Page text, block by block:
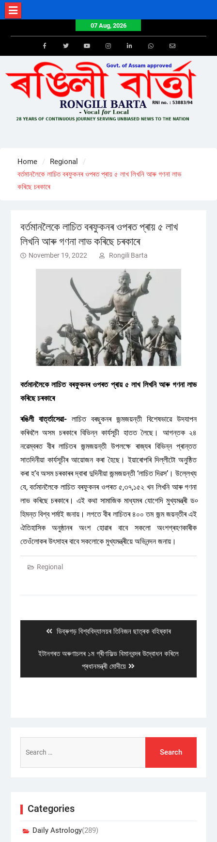
Skip
to
07 Aug, 2026
FacebookTwitterYoutube Email
Home
Regional
বৰ্তমানলৈকে লাচিত বৰফুকনৰ ওপৰত প্ৰায় ৫ লাখ লিখনি আৰু গণনা লাভ
কৰিছে চৰকাৰে
বৰ্তমানলৈকে লাচিত বৰফুকনৰ ওপৰত প্ৰায় ৫ লাখ
লিখনি আৰু গণনা লাভ কৰিছে চৰকাৰে
November 19, 2022 Rongili Barta
বৰ্তমানলৈকে লাচিত বৰফুকনৰ ওপৰত প্ৰায় ৫ লাখ লিখনি আৰু গণনা লাভ
কৰিছে চৰকাৰে
ৰঙিলী বাৰ্ত্তাসেৱা-লাচিত বৰছুকনৰ জন্মজয়ন্তী বিশেষভাৱে উদযাপন
কৰিবলৈ অসম চৰকাৰে বিভিন্ন কাৰ্যসূচী হাতত লৈছে। আগন্তক ২৪
নৱেম্বৰত বীৰ লাচিতৰ জন্মজয়ন্তী উপলক্ষে ৰাজ্যৰ বিভিন্ন প্ৰান্তত
সাতদিনীয়া কাৰ্যসূচীৰ আয়োজন কৰা হৈছে। ইয়াৰোপৰি দিল্লীটো অনুষ্ঠিত
কৰা হ’ব অসম চৰকাৰৰ দ্বাৰা দুদিনীয়া জন্মজয়ন্তী ‘লাচিত দিৱস’। উল্লেখ্য
যে, বৰ্তমানলৈকে লাচিত বৰফুকনৰ ওপৰত ৫,৩৭,১৫২ খন লিখনি আৰু গণনা
লাভ কৰিছে চৰকাৰে। এই কথা সামাজিক মাধ্যমৰ যোগেদি মুখ্যমন্ত্ৰী ড৹
হিমন্ত বিশ্ব শৰ্মাই জনায়। লগতে বীৰ লাচিতৰ ৪০০ তম জন্ম জয়ন্তীৰ এই
ঐতিহাসিক অনুষ্ঠানৰ অংশ হোৱাৰ বাবে সকলো অংশগ্ৰহণকাৰীক
তেওঁলোকৰ উৎসাহৰ বাবে সকলোকে মুখ্যমন্ত্ৰীয়ে অভিনন্দন জনায়।
Regional
Previous
ডিব্ৰুগড় বিশ্ববিদ্যালয়ৰ তিনিজন ছাত্ৰক বহিষ্কাৰ
Next
ইটানগৰত অৰুণাচলৰ ১ম গ্ৰীণফিল্ড বিমানবন্দৰ উদ্বোধন কৰিলে
প্ৰধানমন্ত্ৰী মোদীয়ে
for:
Categories
Daily Astrology(289)